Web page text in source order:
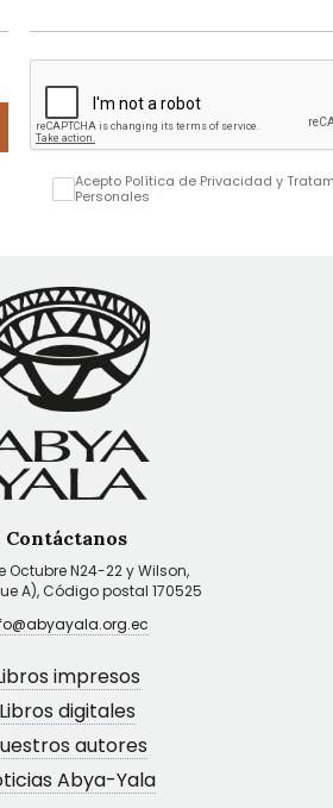
Acepto Política de Privacidad y
Personales
Contáctanos
Octubre N24-22 y Wilson,
A), Código postal 170525
impresos
Libros digitales
autores
Abya-Yala